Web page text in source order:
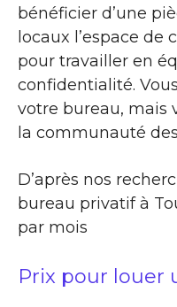
bénéficier d’une
locaux l’espace de
pour travailler en
confidentialité.
votre bureau, mais
la communauté
D’après nos
bureau privatif à
par mois
Prix pour louer